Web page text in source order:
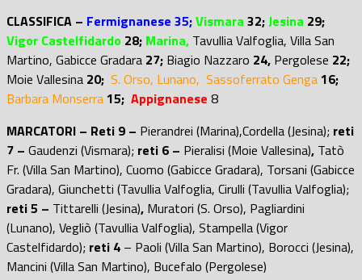
CLASSIFICA – Fermignanese 35;Vismara 32;Jesina 29;
Vigor Castelfidardo 28; Marina, Tavullia Valfoglia, Villa San
Martino, Gabicce Gradara 27; Biagio Nazzaro 24, Pergolese 22;
Moie Vallesina 20; S. Orso, Lunano, Sassoferrato Genga16;
Barbara Monserra15; Appignanese 8
MARCATORI – Reti 9 – Pierandrei (Marina),Cordella (Jesina); reti
7 – Gaudenzi (Vismara); reti 6 – Pieralisi (Moie Vallesina), Tatò
Fr. (Villa San Martino), Cuomo (Gabicce Gradara), Torsani (Gabicce
Gradara), Giunchetti (Tavullia Valfoglia, Cirulli (Tavullia Valfoglia);
reti 5 – Tittarelli (Jesina), Muratori (S. Orso), Pagliardini
(Lunano), Vegliò (Tavullia Valfoglia), Stampella (Vigor
Castelfidardo); reti 4 – Paoli (Villa San Martino), Borocci (Jesina),
Mancini (Villa San Martino), Bucefalo (Pergolese)